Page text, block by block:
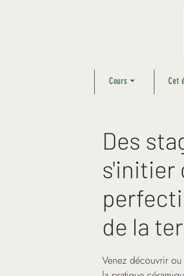
Cours ⏷ Cet
Des
s'initier
de la
Venez découvrir